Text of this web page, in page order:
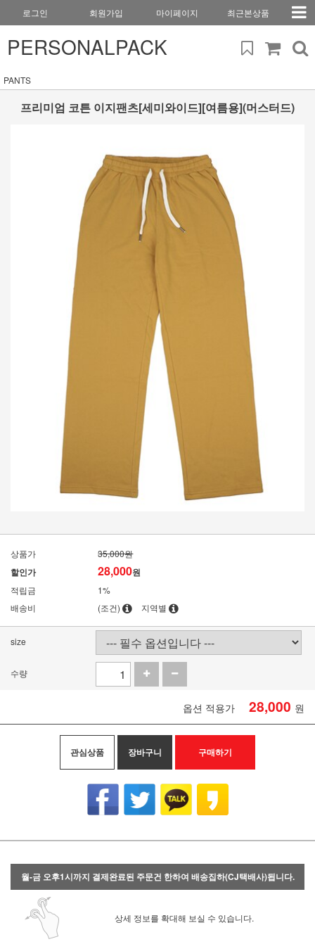
로그인 회원가입 마이페이지 최근본상품
PERSONALPACK
PANTS
프리미엄 코튼 이지팬츠[세미와이드][여름용](머스터드)
상품가 35,000원
할인가 28,000원
적립금
1%
배송비
(조건) 지역별
size
수량
옵션 적용가 28,000 원
관심상품 장바구니 구매하기
월-금 오후1시까지 결제완료된 주문건 한하여 배송집하(CJ택배사)됩니다.
상세 정보를 확대해 보실 수 있습니다.